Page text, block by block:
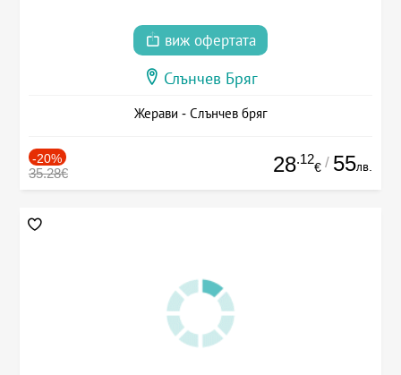
виж офертата
Слънчев Бряг
Жерави - Слънчев бряг
-20%
35.28€ 28.12
€ / 55лв.